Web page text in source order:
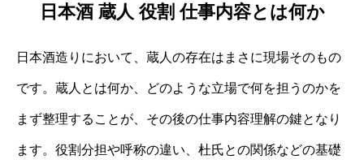
日本酒 蔵人 役割 仕事内容とは何か
日本酒造りにおいて、蔵人の存在はまさに現場そのもの
です。蔵人とは何か、どのような立場で何を担うのかを
まず整理することが、その後の仕事内容理解の鍵となり
ます。役割分担や呼称の違い、杜氏との関係などの基礎